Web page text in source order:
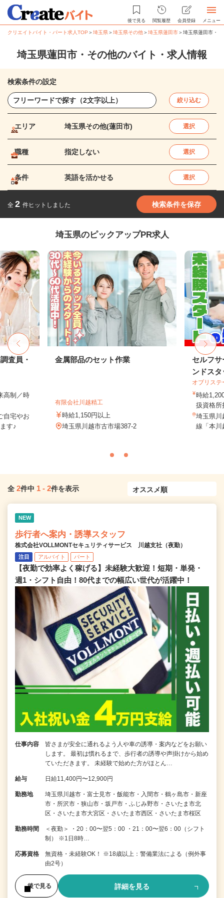
後で見る 閲覧履歴 会員登録 メニュー
クリエイトバイト・パート求人TOP ＞埼玉県＞埼玉県その他＞埼玉県蓮田市＞埼玉県蓮田市・
埼玉県蓮田市・その他のバイト・求人情報
検索条件の設定
絞り込む
エリア 埼玉県その他(蓮田市) 選択
職種 指定しない 選択
条件 英語を活かせる 選択
全 2 件ヒットしました 検索条件を保存
埼玉県のピックアップPR求人
査員・
高制／時
宅やお
す♪
金属部品のセット作業
有限会社川越精工
時給1,150円以上
埼玉県川越市古市場387-2
セルフ
ンドスタ
オブリス
時給
扱資格所
埼玉県川
線「本川
全 2件中 1 - 2件を表示
NEW
歩行者へ案内・誘導スタッフ
株式会社VOLLMONTセキュリティサービス 川越支社（夜勤）
注目 アルバイト パート
【夜勤で効率よく稼げる】未経験大歓迎！短期・単発・
週1・シフト自由！80代までの幅広い世代が活躍中！
仕事内容
皆さまが安全に通れるよう人や車の誘導・案内などをお願い
します。 最初は慣れるまで、歩行者の誘導や声掛けから始め
ていただきます。 未経験で始めた方がほとん…
給与 日給11,400円〜12,900円
勤務地
埼玉県川越市・富士見市・飯能市・入間市・鶴ヶ島市・新座
市・所沢市・狭山市・坂戸市・ふじみ野市・さいたま市北
区・さいたま市大宮区・さいたま市西区・さいたま市桜区
勤務時間
＜夜勤＞ ・20：00〜翌5：00 ・21：00〜翌6：00（シフト
制） ※1日8時…
応募資格
無資格・未経験OK！ ※18歳以上：警備業法による（例外事
由2号）
後で見る 詳細を見る